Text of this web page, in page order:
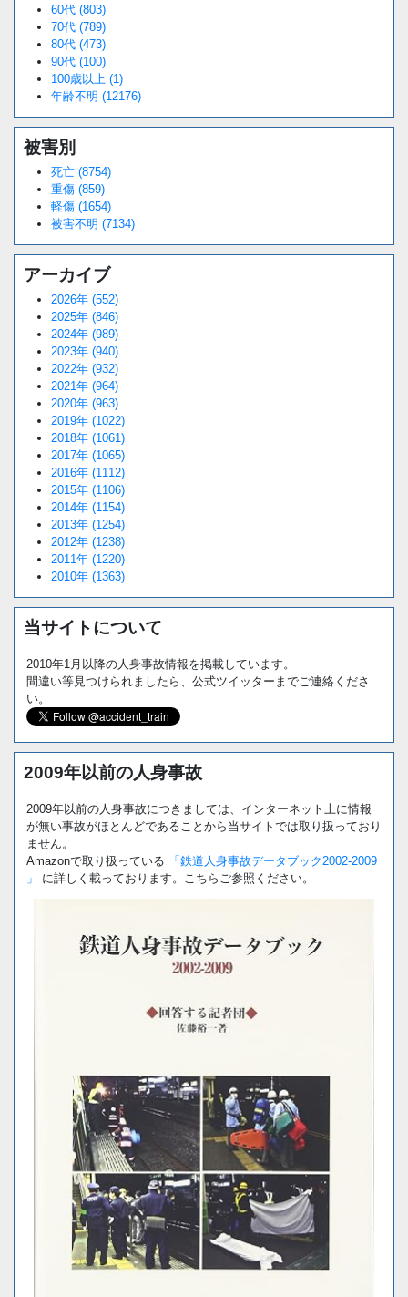
60代 (803)
70代 (789)
80代 (473)
90代 (100)
100歳以上 (1)
年齢不明 (12176)
被害別
死亡 (8754)
重傷 (859)
軽傷 (1654)
被害不明 (7134)
アーカイブ
2026年 (552)
2025年 (846)
2024年 (989)
2023年 (940)
2022年 (932)
2021年 (964)
2020年 (963)
2019年 (1022)
2018年 (1061)
2017年 (1065)
2016年 (1112)
2015年 (1106)
2014年 (1154)
2013年 (1254)
2012年 (1238)
2011年 (1220)
2010年 (1363)
当サイトについて
2010年1月以降の人身事故情報を掲載しています。
間違い等見つけられましたら、公式ツイッターまでご連絡くださ
い。
2009年以前の人身事故
2009年以前の人身事故につきましては、インターネット上に情報
が無い事故がほとんどであることから当サイトでは取り扱っており
ません。
Amazonで取り扱っている
「鉄道人身事故データブック2002-2009
」
に詳しく載っております。こちらご参照ください。